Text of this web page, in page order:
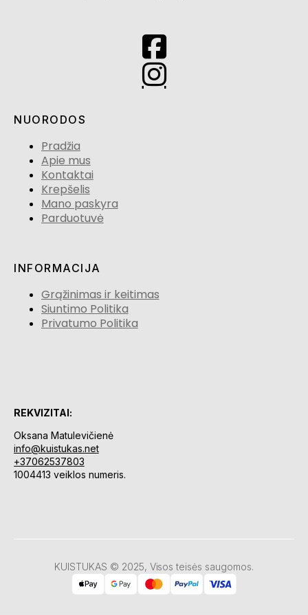
NUORODOS
Pradžia
Apie mus
Kontaktai
Krepšelis
Mano paskyra
Parduotuvė
INFORMACIJA
Grąžinimas ir keitimas
Siuntimo Politika
Privatumo Politika
REKVIZITAI:
Oksana Matulevičienė
info@kuistukas.net
+37062537803
1004413 veiklos numeris.
KUISTUKAS © 2025, Visos teisės saugomos.